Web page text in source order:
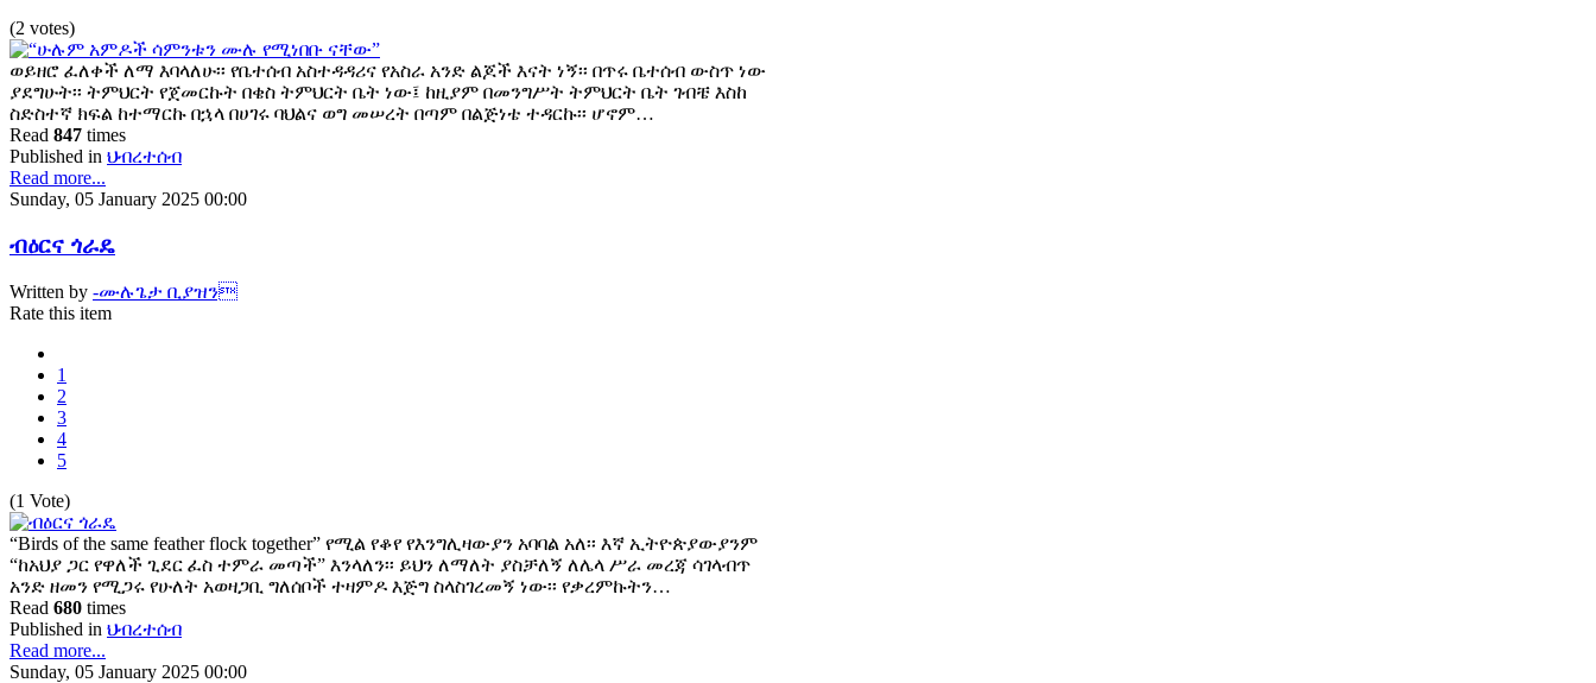
(2 votes)
ወይዘሮ ፈለቀች ለማ እባላለሁ፡፡ የቤተሰብ አስተዳዳሪና የአስራ አንድ ልጆች እናት ነኝ፡፡ በጥሩ ቤተሰብ ውስጥ ነው
ያደግሁት፡፡ ትምህርት የጀመርኩት በቄስ ትምህርት ቤት ነው፤ ከዚያም በመንግሥት ትምህርት ቤት ገብቼ እስከ
ስድስተኛ ክፍል ከተማርኩ በኋላ በሀገሩ ባህልና ወግ መሠረት በጣም በልጅነቴ ተዳርኩ፡፡ ሆኖም…
Read 847 times
Published in ህብረተሰብ
Read more...
Sunday, 05 January 2025 00:00
ብዕርና ጎራዴ
Written by -ሙሉጌታ ቢያዝን
Rate this item
1
2
3
4
5
(1 Vote)
“Birds of the same feather flock together” የሚል የቆየ የእንግሊዛውያን አባባል አለ፡፡ እኛ ኢትዮጵያውያንም
“ከአህያ ጋር የዋለች ጊደር ፈስ ተምራ መጣች” እንላለን፡፡ ይህን ለማለት ያስቻለኝ ለሌላ ሥራ መረጃ ሳገላብጥ
አንድ ዘመን የሚጋሩ የሁለት አወዛጋቢ ግለሰቦች ተዛምዶ እጅግ ስላስገረመኝ ነው፡፡ የቃረምኩትን…
Read 680 times
Published in ህብረተሰብ
Read more...
Sunday, 05 January 2025 00:00